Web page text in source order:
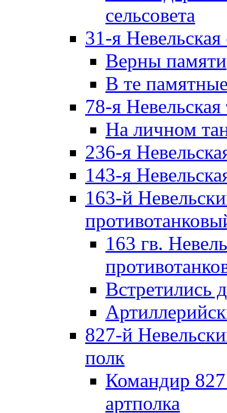
сельсовета
31-я Невельская
Верны памяти
В те
78-я Невельская
На личном
236-я
143-я
163-й
163 гв.
Встретились
827-й
полк
Командир 827
артполка